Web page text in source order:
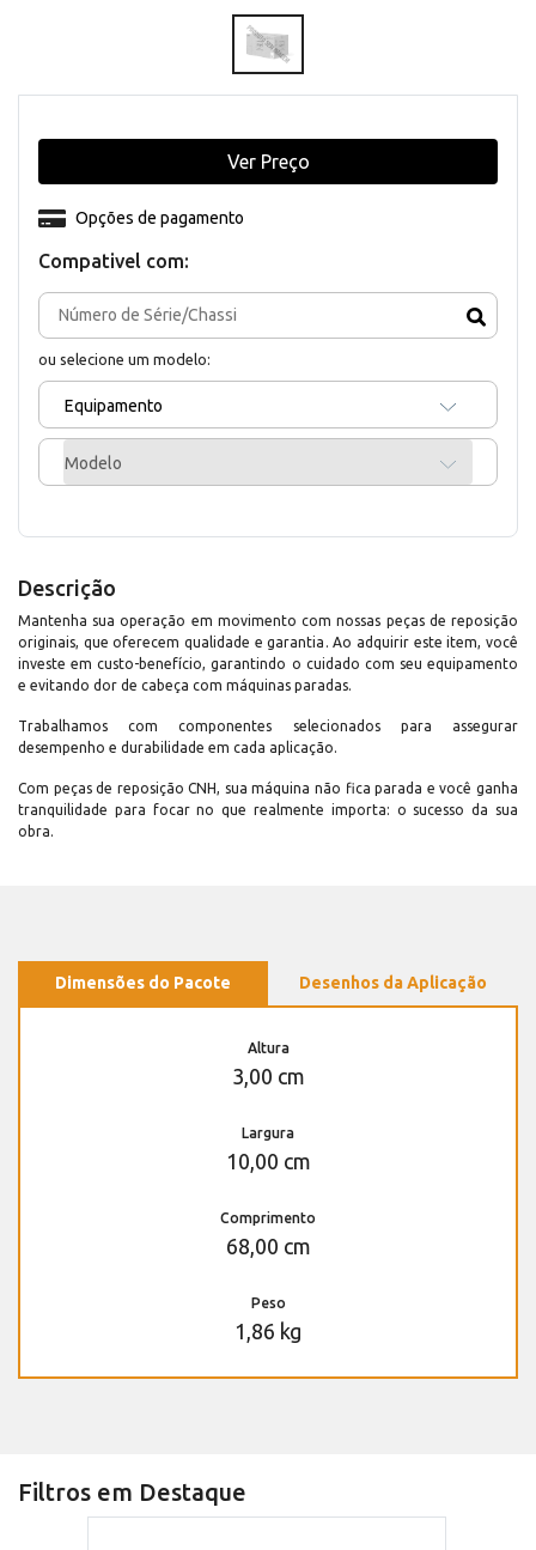
Compativel com:
ou selecione um modelo:
Equipamento
Modelo
Opções de pagamento
Ver Preço
Descrição
Mantenha sua operação em movimento com nossas peças de reposição
originais, que oferecem qualidade e garantia. Ao adquirir este item, você
investe em custo-benefício, garantindo o cuidado com seu equipamento
e evitando dor de cabeça com máquinas paradas.
Trabalhamos com componentes selecionados para assegurar
desempenho e durabilidade em cada aplicação.
Com peças de reposição CNH, sua máquina não fica parada e você ganha
tranquilidade para focar no que realmente importa: o sucesso da sua
obra.
Dimensões do Pacote Desenhos da Aplicação
Altura
3,00 cm
Largura
10,00 cm
Comprimento
68,00 cm
Peso
1,86 kg
Filtros em Destaque